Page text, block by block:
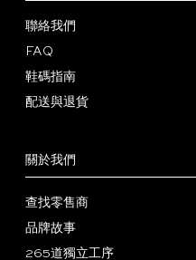
聯絡我們
FAQ
鞋碼指南
配送與退貨
關於我們
查找零售商
品牌故事
265道獨立工序